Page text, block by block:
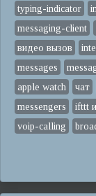
typing-indicator
messaging-client
видео вызов
messages
apple watch
чат
messengers
ifttt
voip-calling